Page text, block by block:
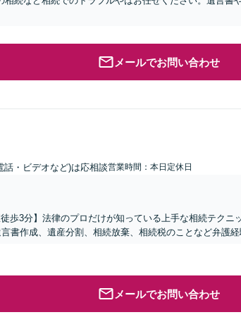
メールでお問い合わせ
話・ビデオなど)は応相談営業時間：本日定休日
歩3分】法律のプロだけが知っている上手な相続テクニ
書作成、遺産分割、相続放棄、相続税のことなど弁護経
メールでお問い合わせ